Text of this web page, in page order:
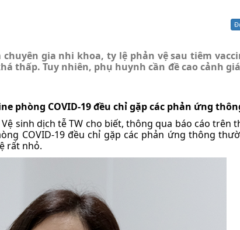
gia nhi khoa, ty lệ phản vệ sau tiêm
thấp. Tuy nhiên, phụ huynh cần đề cao cảnh
phòng COVID-19 đều chỉ gặp các phản ứng
sinh dịch tễ TW cho biết, thông qua báo cáo trên
COVID-19 đều chỉ gặp các phản ứng thông
rất nhỏ.